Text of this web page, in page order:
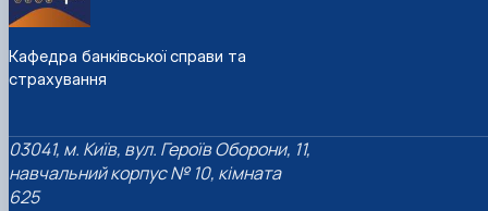
Кафедра банківської справи та
страхування
03041, м. Київ, вул. Героїв Оборони, 11,
навчальний корпус № 10, кімната
625